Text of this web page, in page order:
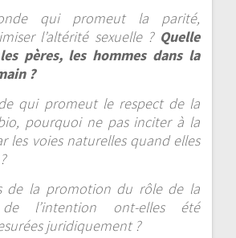
qui promeut la parité,
l’altérité sexuelle ? Quelle
pères, les hommes dans la
?
qui promeut le respect de la
pourquoi ne pas inciter à la
les voies naturelles quand elles
de la promotion du rôle de la
l’intention ont-elles été
juridiquement ?